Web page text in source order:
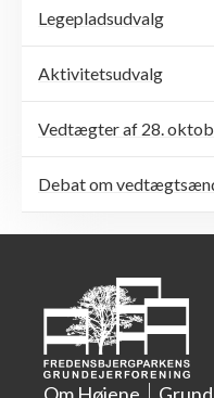
Legepladsudvalg
Aktivitetsudvalg
Vedtægter af 28.
Debat om